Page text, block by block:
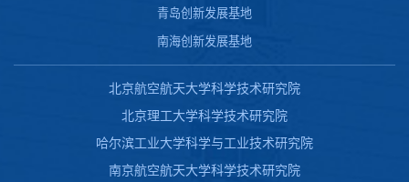
青岛创新发展基地
南海创新发展基地
北京航空航天大学科学技术研究院
北京理工大学科学技术研究院
哈尔滨工业大学科学与工业技术研究院
南京航空航天大学科学技术研究院